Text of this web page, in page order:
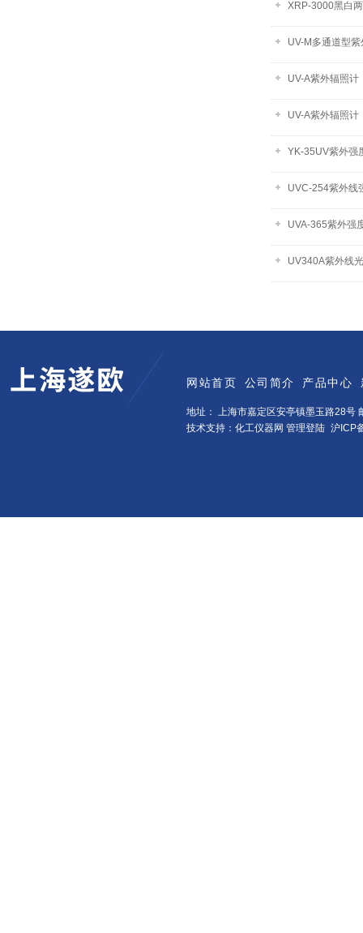
XRP-3000黑白
UV-M多通道型
UV-A紫外辐照计
UV-A紫外辐照计
YK-35UV紫外强
UVC-254紫外线
UVA-365紫外强
UV340A紫外线
网站首页 公司简介 产品中心
地址： 上海市嘉定区安亭镇墨玉路28号
技术支持：化工仪器网 管理登陆 沪ICP